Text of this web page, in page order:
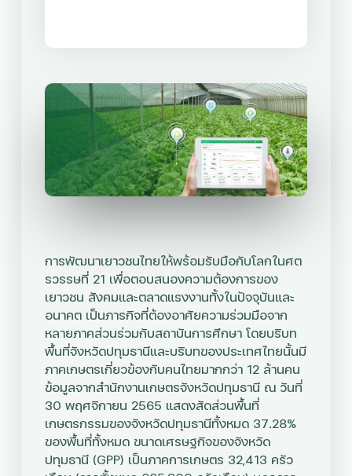
การพัฒนาเยาวชนไทยให้พร้อมรับมือกับโลกในศต
รวรรษที่ 21 เพื่อตอบสนองความต้องการของ
เยาวชน สังคมและตลาดแรงงานทั้งในปัจจุบันและ
อนาคต เป็นภารกิจที่ต้องอาศัยความร่วมมือจาก
หลายภาคส่วนร่วมกับสถาบันการศึกษา โดยบริบท
พื้นที่จังหวัดปทุมธานีและบริบทของประเทศไทยนั้นมี
ภาคเกษตรเกี่ยวข้องกับคนไทยมากกว่า 12 ล้านคน
ข้อมูลจากสำนักงานเกษตรจังหวัดปทุมธานี ณ วันที่
30 พฤศจิกายน 2565 แสดงสัดส่วนพื้นที่
เกษตรกรรมของจังหวัดปทุมธานีทั้งหมด 37.28%
ของพื้นที่ทั้งหมด ขนาดเศรษฐกิจของจังหวัด
ปทุมธานี (GPP) เป็นภาคการเกษตร 32,413 ครัว